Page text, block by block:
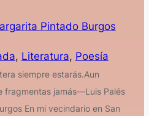
Pintado Burgos
, Literatura, Poesía
siempre estarás.Aun
fragmentas jamás—Luis Palés
En mi vecindario en San